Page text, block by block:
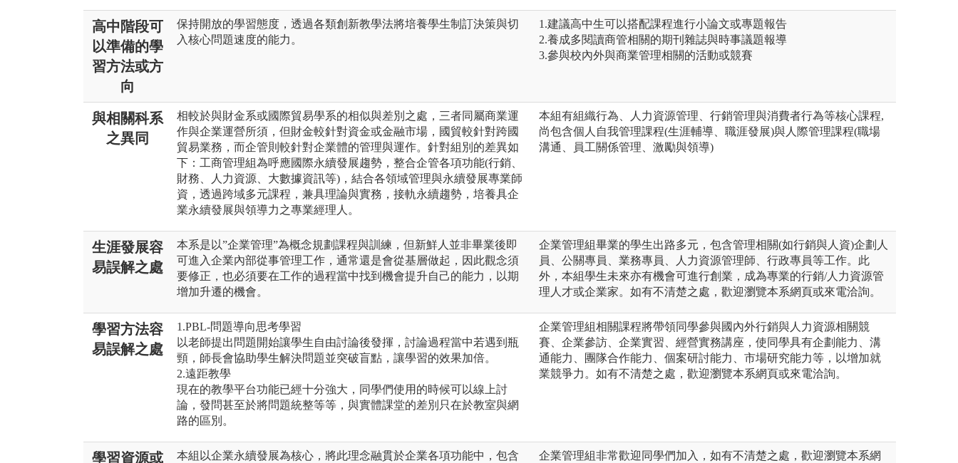
高中階段可
以準備的學
習方法或方
向
保持開放的學習態度，透過各類創新教學法將培養學生制訂決策與切
入核心問題速度的能力。
1.建議高中生可以搭配課程進行小論文或專題報告
2.養成多閱讀商管相關的期刊雜誌與時事議題報導
3.參與校內外與商業管理相關的活動或競賽
與相關科系
之異同
相較於與財金系或國際貿易學系的相似與差別之處，三者同屬商業運
作與企業運營所須，但財金較針對資金或金融市場，國貿較針對跨國
貿易業務，而企管則較針對企業體的管理與運作。針對組別的差異如
下：工商管理組為呼應國際永續發展趨勢，整合企管各項功能(行銷、
財務、人力資源、大數據資訊等)，結合各領域管理與永續發展專業師
資，透過跨域多元課程，兼具理論與實務，接軌永續趨勢，培養具企
業永續發展與領導力之專業經理人。
本組有組織行為、人力資源管理、行銷管理與消費者行為等核心課程,
尚包含個人自我管理課程(生涯輔導、職涯發展)與人際管理課程(職場
溝通、員工關係管理、激勵與領導)
生涯發展容
易誤解之處
本系是以”企業管理”為概念規劃課程與訓練，但新鮮人並非畢業後即
可進入企業內部從事管理工作，通常還是會從基層做起，因此觀念須
要修正，也必須要在工作的過程當中找到機會提升自己的能力，以期
增加升遷的機會。
企業管理組畢業的學生出路多元，包含管理相關(如行銷與人資)企劃人
員、公關專員、業務專員、人力資源管理師、行政專員等工作。此
外，本組學生未來亦有機會可進行創業，成為專業的行銷/人力資源管
理人才或企業家。如有不清楚之處，歡迎瀏覽本系網頁或來電洽詢。
學習方法容
易誤解之處
1.PBL-問題導向思考學習
以老師提出問題開始讓學生自由討論後發揮，討論過程當中若遇到瓶
頸，師長會協助學生解決問題並突破盲點，讓學習的效果加倍。
2.遠距教學
現在的教學平台功能已經十分強大，同學們使用的時候可以線上討
論，發問甚至於將問題統整等等，與實體課堂的差別只在於教室與網
路的區別。
企業管理組相關課程將帶領同學參與國內外行銷與人力資源相關競
賽、企業參訪、企業實習、經營實務講座，使同學具有企劃能力、溝
通能力、團隊合作能力、個案研討能力、市場研究能力等，以增加就
業競爭力。如有不清楚之處，歡迎瀏覽本系網頁或來電洽詢。
學習資源或
本組以企業永續發展為核心，將此理念融貫於企業各項功能中，包含
企業管理組非常歡迎同學們加入，如有不清楚之處，歡迎瀏覽本系網